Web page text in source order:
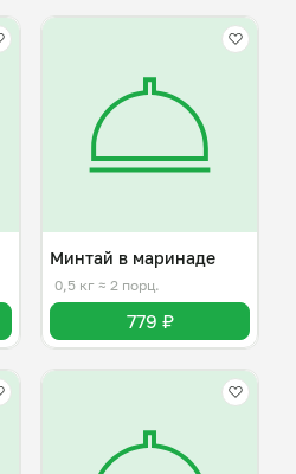
Минтай в маринаде
0,5 кг ≈ 2 порц.
779 ₽